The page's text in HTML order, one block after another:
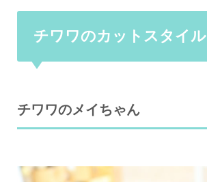
チワワのカットスタイル
チワワのメイちゃん